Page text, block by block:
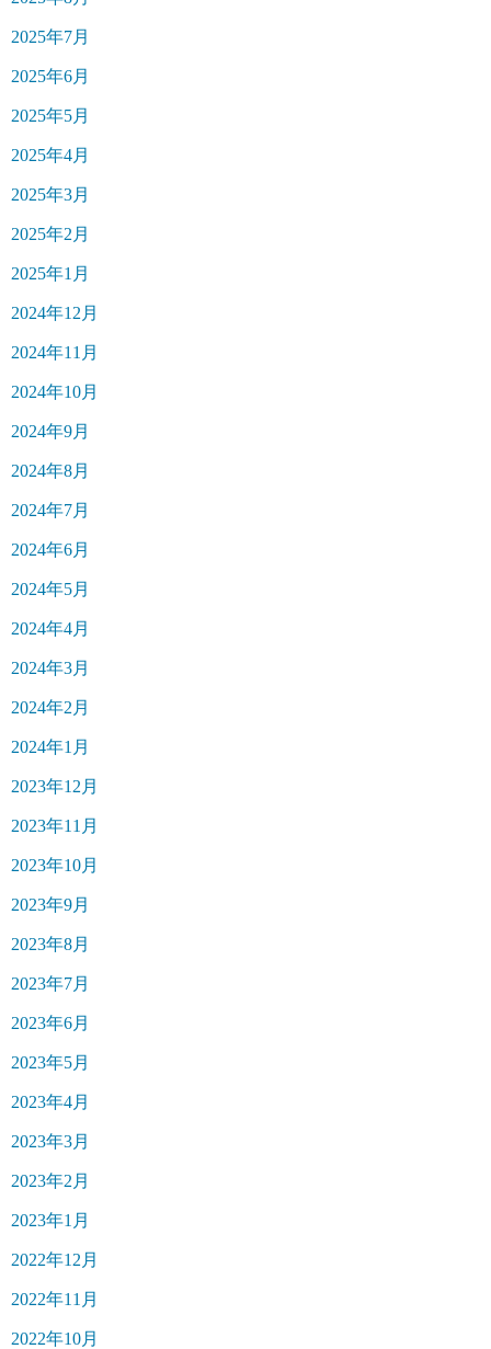
2025年7月
2025年6月
2025年5月
2025年4月
2025年3月
2025年2月
2025年1月
2024年12月
2024年11月
2024年10月
2024年9月
2024年8月
2024年7月
2024年6月
2024年5月
2024年4月
2024年3月
2024年2月
2024年1月
2023年12月
2023年11月
2023年10月
2023年9月
2023年8月
2023年7月
2023年6月
2023年5月
2023年4月
2023年3月
2023年2月
2023年1月
2022年12月
2022年11月
2022年10月